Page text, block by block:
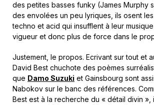
des petites basses funky (James Murphy
des envolées un peu lyriques, ils osent
techno et acid qui insufflent à leur
vigueur et donc plus de force dans le
Justement, le propos. Ecrivant sur tout et
David Best chuchote des poèmes
que Damo Suzuki et Gainsbourg sont
Nabokov sur le banc des références.
Best est à la recherche du « détail divin »,